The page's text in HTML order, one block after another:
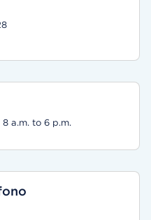
a.m. to 6 p.m.